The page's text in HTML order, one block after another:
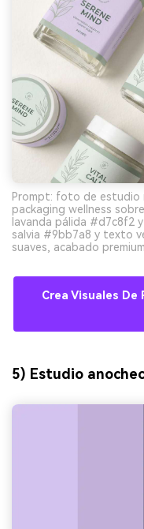
Prompt: foto de estudio
packaging wellness
lavanda pálida #d7c8f2
salvia #9bb7a8 y texto
suaves, acabado
Crea Visuales
5) Estudio